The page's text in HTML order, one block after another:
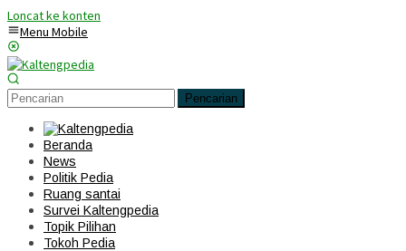
Loncat ke konten
Menu Mobile
Pencarian
Beranda
News
Politik Pedia
Ruang santai
Survei Kaltengpedia
Topik Pilihan
Tokoh Pedia